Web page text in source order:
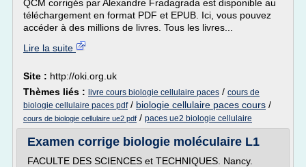
QCM corrigés par Alexandre Fradagrada est disponible au
téléchargement en format PDF et EPUB. Ici, vous pouvez
accéder à des millions de livres. Tous les livres...
Lire la suite
Site : http://oki.org.uk
Thèmes liés : livre cours biologie cellulaire paces / cours de
biologie cellulaire paces pdf/ biologie cellulaire paces cours /
cours de biologie cellulaire ue2 pdf / paces ue2 biologie cellulaire
Examen corrige biologie moléculaire L1
FACULTE DES SCIENCES et TECHNIQUES. Nancy.